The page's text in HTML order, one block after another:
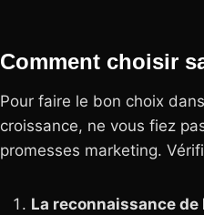
Comment choisir
Pour faire le bon choix
croissance, ne vous fiez
promesses marketing.
La reconnaissance de